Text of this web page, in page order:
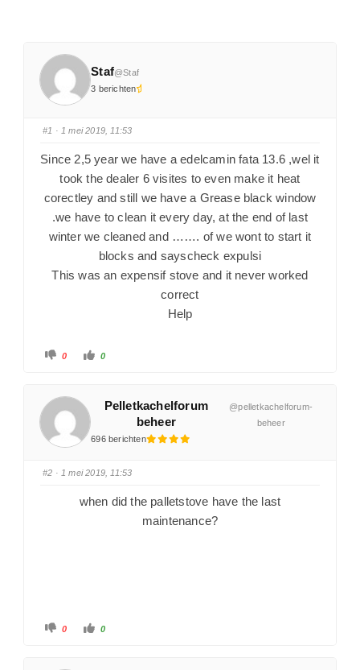
Staf@Staf
3 berichten
#1 · 1 mei 2019, 11:53
Since 2,5 year we have a edelcamin fata 13.6 ,wel it
took the dealer 6 visites to even make it heat
corectley and still we have a Grease black window
.we have to clean it every day, at the end of last
winter we cleaned and ……. of we wont to start it
blocks and sayscheck expulsi
This was an expensif stove and it never worked
correct
Help
0 0
Pelletkachelforum
beheer
@pelletkachelforum-
beheer
696 berichten
#2 · 1 mei 2019, 11:53
when did the palletstove have the last
maintenance?
0 0